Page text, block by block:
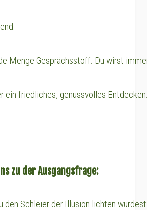
Menge Gesprächsstoff. Du wirst
ein friedliches, genussvolles Entdecken.
zu der Ausgangsfrage:
den Schleier der Illusion lichten